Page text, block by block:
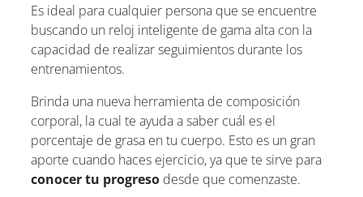
Es ideal para cualquier persona que se encuentre
buscando un reloj inteligente de gama alta con la
capacidad de realizar seguimientos durante los
entrenamientos.
Brinda una nueva herramienta de composición
corporal, la cual te ayuda a saber cuál es el
porcentaje de grasa en tu cuerpo. Esto es un gran
aporte cuando haces ejercicio, ya que te sirve para
conocer tu progreso desde que comenzaste.